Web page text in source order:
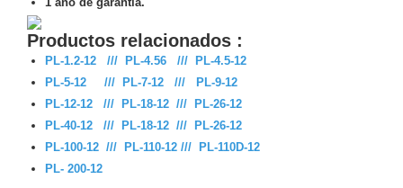
-
Analógicas
Drones,
Robots e
Industrial
Productos relacionados :
PL-1.2-12 /// PL-4.56 /// PL-4.5-12
PL-5-12 /// PL-7-12 /// PL-9-12
PL-12-12 /// PL-18-12 /// PL-26-12
PL-40-12 /// PL-18-12 /// PL-26-12
PL-100-12 /// PL-110-12 /// PL-110D-12
PL- 200-12